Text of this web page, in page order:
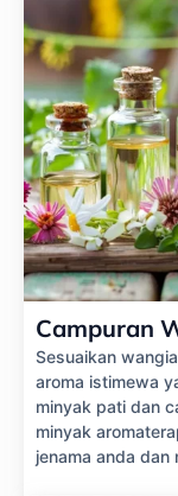
Campuran
Sesuaikan
aroma istimewa
minyak pati dan
minyak
jenama anda dan